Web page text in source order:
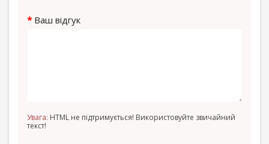
Ваш відгук
Увага: HTML не підтримується! Використовуйте звичайний
текст!